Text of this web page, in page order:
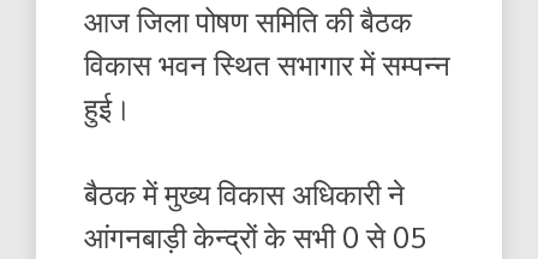
आज जिला पोषण समिति की बैठक
विकास भवन स्थित सभागार में सम्पन्न
हुई।
बैठक में मुख्य विकास अधिकारी ने
आंगनबाड़ी केन्द्रों के सभी 0 से 05